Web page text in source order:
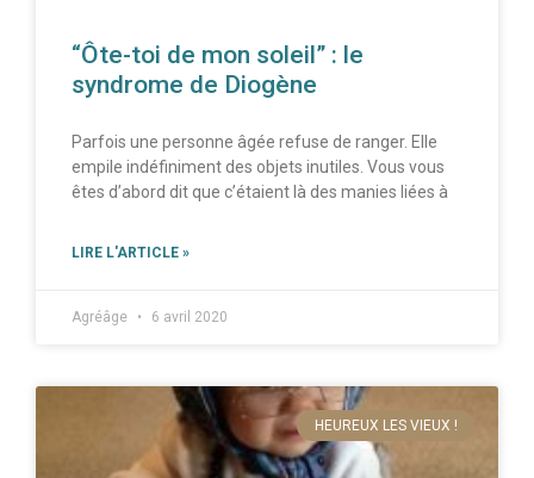
“Ôte-toi de mon soleil” : le
syndrome de Diogène
Parfois une personne âgée refuse de ranger. Elle
empile indéfiniment des objets inutiles. Vous vous
êtes d’abord dit que c’étaient là des manies liées à
LIRE L'ARTICLE »
Agréâge 6 avril 2020
HEUREUX LES VIEUX !